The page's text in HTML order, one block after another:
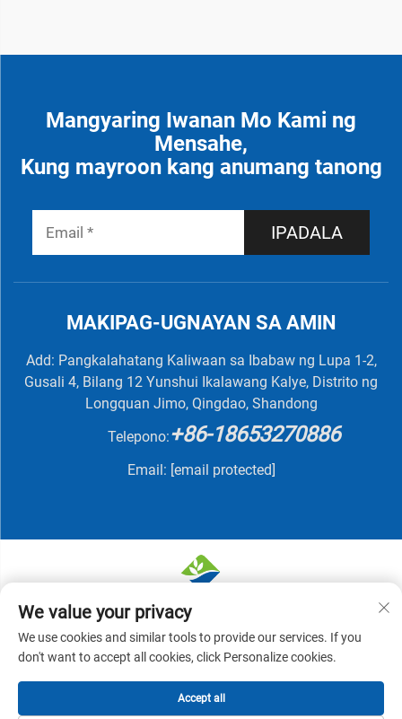
Mangyaring Iwanan Mo Kami ng
Mensahe,
Kung mayroon kang anumang tanong
IPADALA
MAKIPAG-UGNAYAN SA AMIN
Add: Pangkalahatang Kaliwaan sa Ibabaw ng Lupa 1-2,
Gusali 4, Bilang 12 Yunshui Ikalawang Kalye, Distrito ng
Longquan Jimo, Qingdao, Shandong
Telepono:+86-18653270886
Email: [email protected]
Karapatan sa Pagmamay-ari © 2025 ni QINGDAO
NUTRIVIT BIOTECH CO., LTD - Patakaran sa
Pagkakapribado
We value your privacy
We use cookies and similar tools to provide our services. If you
don't want to accept all cookies, click Personalize cookies.
Accept all